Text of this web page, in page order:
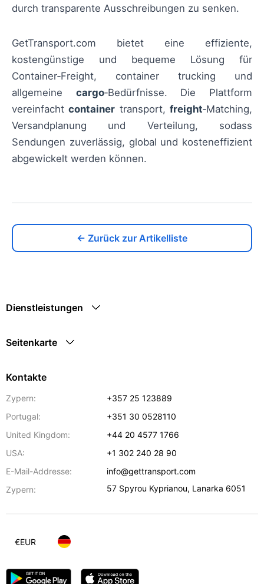
durch transparente Ausschreibungen zu senken.
GetTransport.com bietet eine effiziente,
kostengünstige und bequeme Lösung für
Container‑Freight, container trucking und
allgemeine cargo‑Bedürfnisse. Die Plattform
vereinfachtcontainer transport,freight‑Matching,
Versandplanung und Verteilung, sodass
Sendungen zuverlässig, global und kosteneffizient
abgewickelt werden können.
← Zurück zur Artikelliste
Dienstleistungen
Seitenkarte
Kontakte
Zypern:
+357 25 123889
Portugal:
+351 30 0528110
United Kingdom:
+44 20 4577 1766
USA:
+1 302 240 28 90
E-Mail-Addresse:
info@gettransport.com
Zypern:
57 Spyrou Kyprianou, Lanarka 6051
€EUR